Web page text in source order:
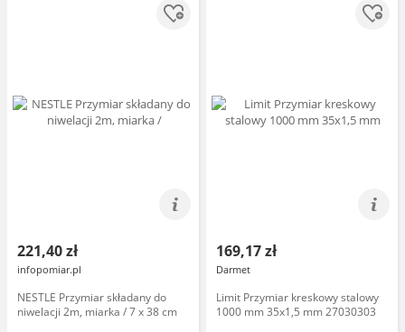
221,40 zł
infopomiar.pl
NESTLE Przymiar składany do
niwelacji 2m, miarka / 7 x 38 cm
169,17 zł
Darmet
Limit Przymiar kreskowy stalowy
1000 mm 35x1,5 mm 27030303